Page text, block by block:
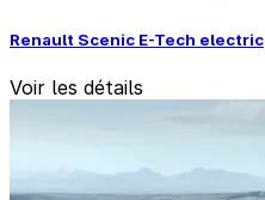
Renault Scenic E-Tech electric
Voir les détails